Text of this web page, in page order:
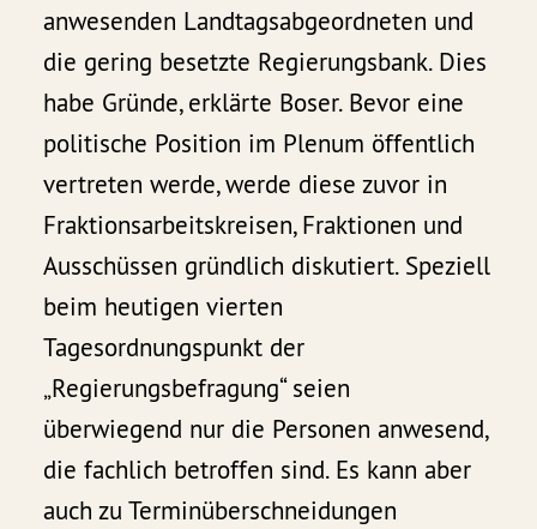
anwesenden Landtagsabgeordneten und
die gering besetzte Regierungsbank. Dies
habe Gründe, erklärte Boser. Bevor eine
politische Position im Plenum öffentlich
vertreten werde, werde diese zuvor in
Fraktionsarbeitskreisen, Fraktionen und
Ausschüssen gründlich diskutiert. Speziell
beim heutigen vierten
Tagesordnungspunkt der
„Regierungsbefragung“ seien
überwiegend nur die Personen anwesend,
die fachlich betroffen sind. Es kann aber
auch zu Terminüberschneidungen